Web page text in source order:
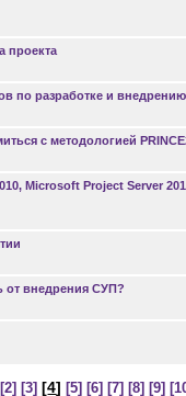
проекта
по разработке и внедрению
с методологией
Microsoft Project Server
от внедрения СУП?
[2] [3] [4] [5] [6] [7] [8] [9]